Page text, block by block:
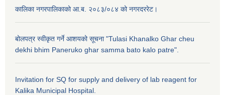
कालिका नगरपालिकाको आ.ब. २०८३/०८४ को नगरदररेट।
बोलपत्र स्वीकृत गर्ने आशयको सूचना "Tulasi Khanalko Ghar cheu
dekhi bhim Paneruko ghar samma bato kalo patre".
Invitation for SQ for supply and delivery of lab reagent for
Kalika Municipal Hospital.